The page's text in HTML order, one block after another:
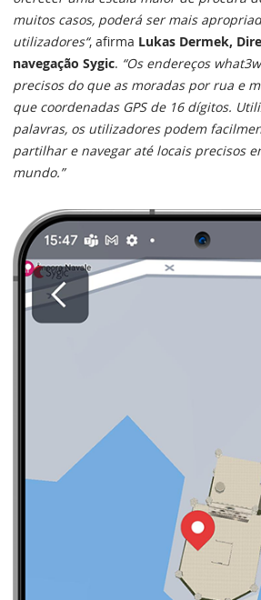
muitos casos, poderá ser mais
utilizadores“, afirma Lukas Dermek,
navegação Sygic. “Os endereços
precisos do que as moradas por rua e
que coordenadas GPS de 16 dígitos.
palavras, os utilizadores podem
partilhar e navegar até locais precisos
mundo.”